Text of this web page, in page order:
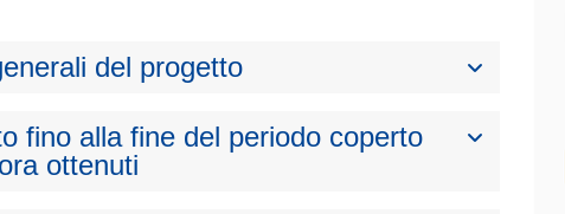
del progetto
fino alla fine del periodo coperto
ottenuti